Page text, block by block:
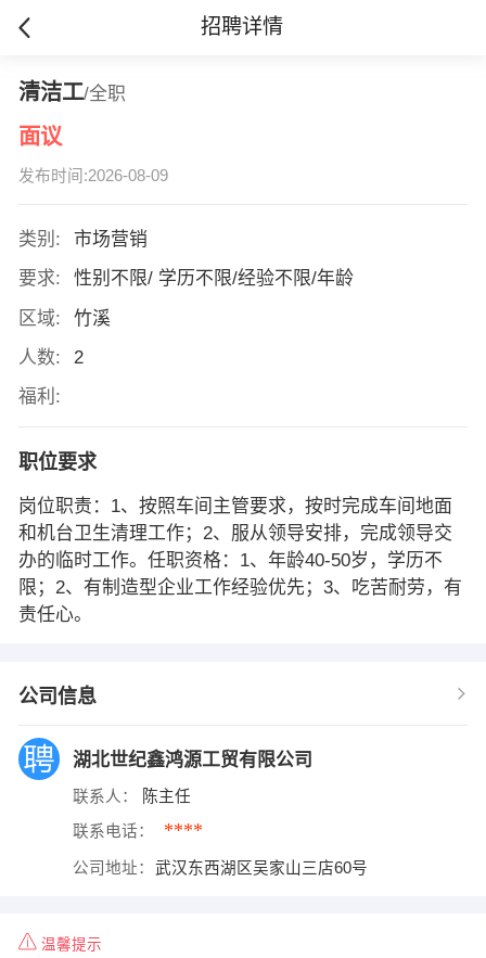
招聘详情
清洁工/全职
面议
发布时间:2026-08-09
类别:
市场营销
要求:
性别不限/ 学历不限/经验不限/年龄
区域:
竹溪
人数:
2
福利:
职位要求
岗位职责：1、按照车间主管要求，按时完成车间地面
和机台卫生清理工作；2、服从领导安排，完成领导交
办的临时工作。任职资格：1、年龄40-50岁，学历不
限；2、有制造型企业工作经验优先；3、吃苦耐劳，有
责任心。
公司信息
湖北世纪鑫鸿源工贸有限公司
联系人： 陈主任
联系电话： ****
公司地址： 武汉东西湖区吴家山三店60号
温馨提示